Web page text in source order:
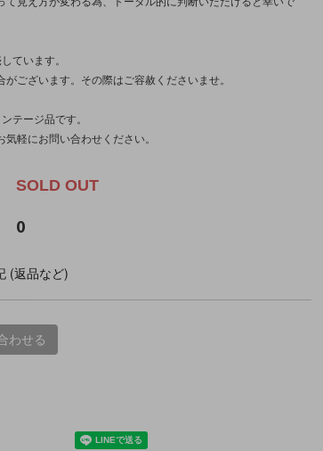
ています。
がございます。その際はご容赦くださいませ。
テージ品です。
気軽にお問い合わせください。
SOLD OUT
0
(返品など)
わせる